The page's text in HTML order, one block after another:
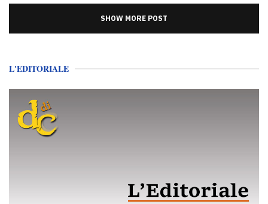
SHOW MORE POST
L'EDITORIALE